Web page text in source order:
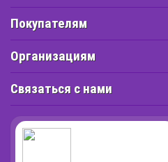
Покупателям
Организациям
Связаться с нами